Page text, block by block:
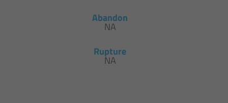
Abandon
NA
Rupture
NA